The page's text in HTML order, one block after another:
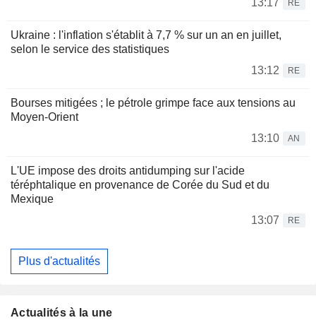
13:17
RE
Ukraine : l'inflation s'établit à 7,7 % sur un an en juillet,
selon le service des statistiques
13:12
RE
Bourses mitigées ; le pétrole grimpe face aux tensions au
Moyen-Orient
13:10
AN
L'UE impose des droits antidumping sur l'acide
téréphtalique en provenance de Corée du Sud et du
Mexique
13:07
RE
Plus d'actualités
Actualités à la une